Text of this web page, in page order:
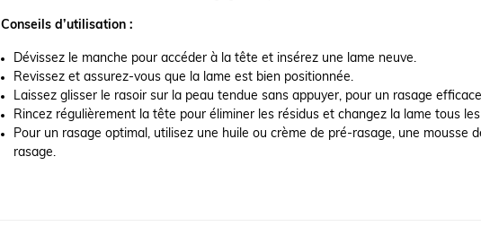
Conseils d’utilisation :
Dévissez le manche pour accéder à la tête et insérez une lame neuve.
Revissez et assurez-vous que la lame est bien positionnée.
Laissez glisser le rasoir sur la peau tendue sans appuyer, pour un rasage
Rincez régulièrement la tête pour éliminer les résidus et changez la lame tous
Pour un rasage optimal, utilisez une huile ou crème de pré-rasage, une mousse
rasage.